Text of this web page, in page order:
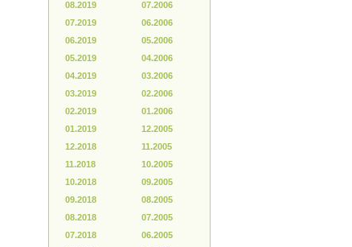
08.2019
07.2019
06.2019
05.2019
04.2019
03.2019
02.2019
01.2019
12.2018
11.2018
10.2018
09.2018
08.2018
07.2018
07.2006
06.2006
05.2006
04.2006
03.2006
02.2006
01.2006
12.2005
11.2005
10.2005
09.2005
08.2005
07.2005
06.2005